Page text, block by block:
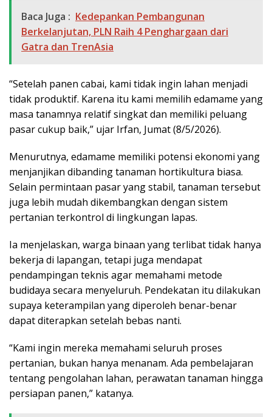
Baca Juga : Kedepankan Pembangunan
Berkelanjutan, PLN Raih 4 Penghargaan dari
Gatra dan TrenAsia
“Setelah panen cabai, kami tidak ingin lahan menjadi
tidak produktif. Karena itu kami memilih edamame yang
masa tanamnya relatif singkat dan memiliki peluang
pasar cukup baik,” ujar Irfan, Jumat (8/5/2026).
Menurutnya, edamame memiliki potensi ekonomi yang
menjanjikan dibanding tanaman hortikultura biasa.
Selain permintaan pasar yang stabil, tanaman tersebut
juga lebih mudah dikembangkan dengan sistem
pertanian terkontrol di lingkungan lapas.
Ia menjelaskan, warga binaan yang terlibat tidak hanya
bekerja di lapangan, tetapi juga mendapat
pendampingan teknis agar memahami metode
budidaya secara menyeluruh. Pendekatan itu dilakukan
supaya keterampilan yang diperoleh benar-benar
dapat diterapkan setelah bebas nanti.
“Kami ingin mereka memahami seluruh proses
pertanian, bukan hanya menanam. Ada pembelajaran
tentang pengolahan lahan, perawatan tanaman hingga
persiapan panen,” katanya.